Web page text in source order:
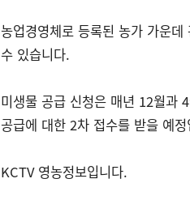
농업경영체로 등록된 농가 가운
수 있습니다.
미생물 공급 신청은 매년 12월과
공급에 대한 2차 접수를 받을 예
KCTV 영농정보입니다.